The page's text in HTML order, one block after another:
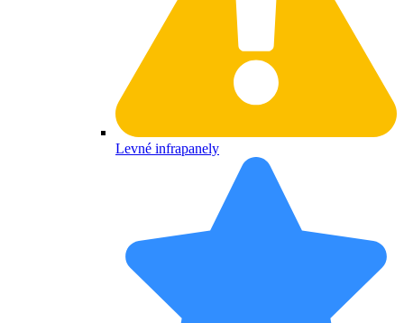
Levné infrapanely